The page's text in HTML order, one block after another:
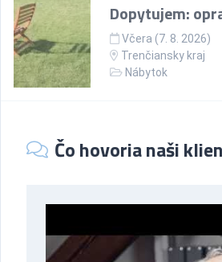
Dopytujem:
Včera (7. 8. 2026)
Trenčiansky kraj
Nábytok
Čo hovoria naši